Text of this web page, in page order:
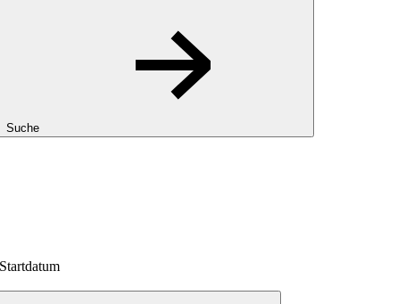
Suche
Startdatum